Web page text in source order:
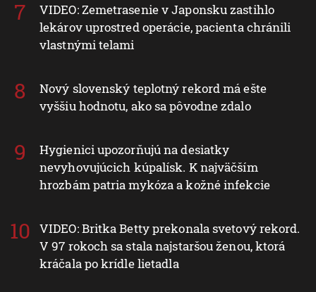
VIDEO: Zemetrasenie v Japonsku zastihlo
lekárov uprostred operácie, pacienta chránili
vlastnými telami
Nový slovenský teplotný rekord má ešte
vyššiu hodnotu, ako sa pôvodne zdalo
Hygienici upozorňujú na desiatky
nevyhovujúcich kúpalísk. K najväčším
hrozbám patria mykóza a kožné infekcie
VIDEO: Britka Betty prekonala svetový rekord.
V 97 rokoch sa stala najstaršou ženou, ktorá
kráčala po krídle lietadla